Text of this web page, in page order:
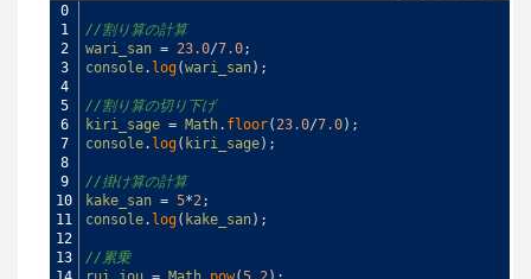
0
1
2
3
4
5
6
7
8
9
10
11
12
13
//割り算の計算
wari_san = 23.0/7.0;
console. log(wari_san) ;
//割り算の切り下げ
kiri_sage = Math. floor( 23.0/7.0) ;
console. log( kiri_sage) ;
//掛け算の計算
kake_san = 5*2 ;
console. log( kake_san) ;
//累乗